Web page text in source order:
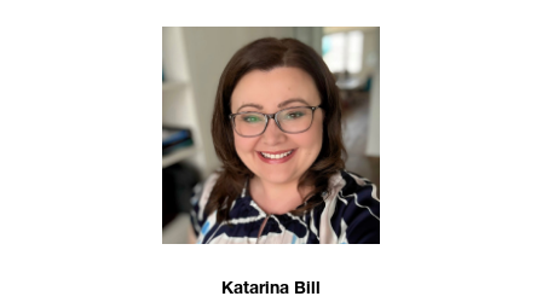
Katarina Bill